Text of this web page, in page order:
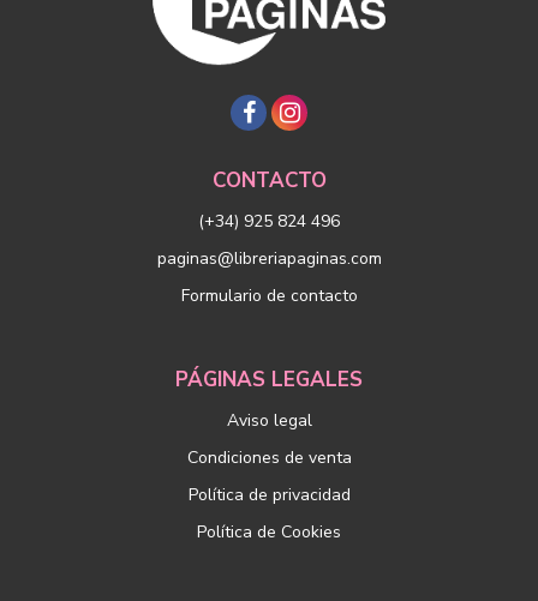
CONTACTO
(+34) 925 824 496
paginas@libreriapaginas.com
Formulario de contacto
PÁGINAS LEGALES
Aviso legal
Condiciones de venta
Política de privacidad
Política de Cookies